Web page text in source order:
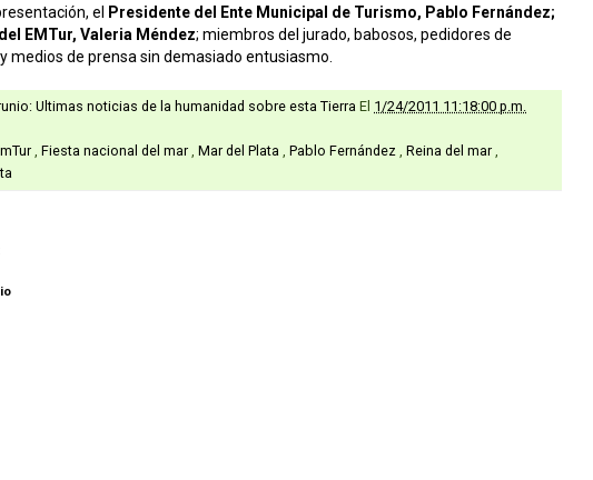
el
Presidente del Ente Municipal de Turismo, Pablo Fernández;
EMTur, Valeria Méndez; miembros del jurado, babosos, pedidores de
medios de prensa sin demasiado entusiasmo.
Ultimas noticias de la humanidad sobre esta Tierra El 1/24/2011 11:18:00 p.m.
Fiesta nacional del mar Mar del Plata Pablo Fernández Reina del mar